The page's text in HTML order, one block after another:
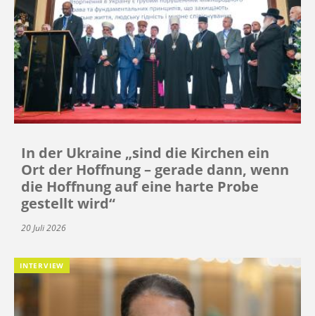
In der Ukraine „sind die Kirchen ein
Ort der Hoffnung – gerade dann, wenn
die Hoffnung auf eine harte Probe
gestellt wird“
20 Juli 2026
INTERVIEW